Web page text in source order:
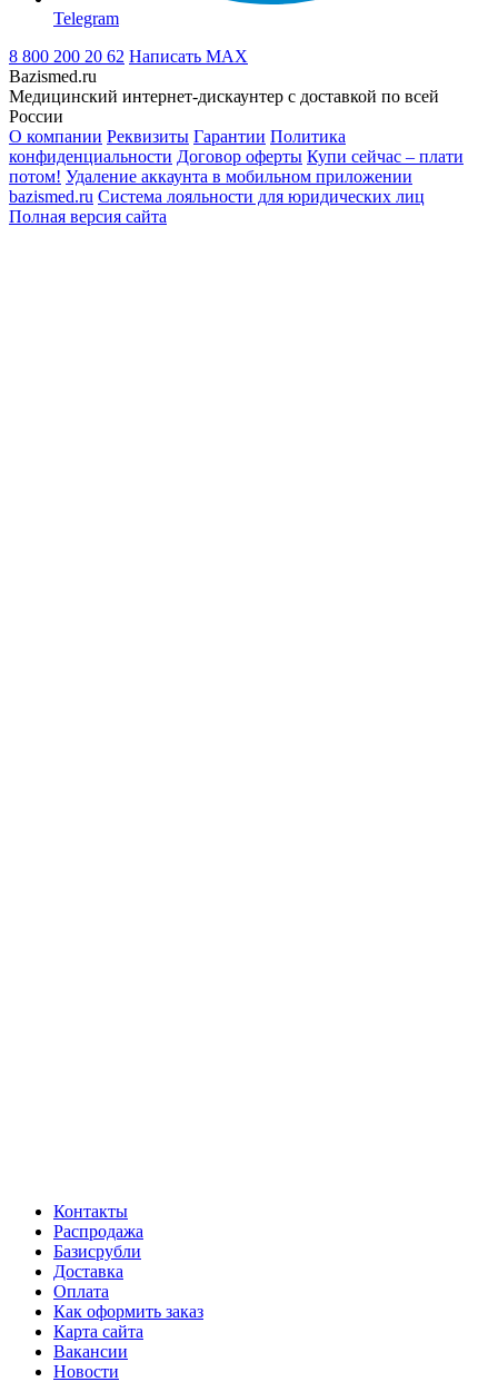
Telegram
8 800 200 20 62 Написать MAX
Bazismed.ru
Медицинский интернет-дискаунтер с доставкой по всей
России
О компании Реквизиты Гарантии Политика
конфиденциальности Договор оферты Купи сейчас – плати
потом! Удаление аккаунта в мобильном приложении
bazismed.ru Система лояльности для юридических лиц
Полная версия сайта
Контакты
Распродажа
Базисрубли
Доставка
Оплата
Как оформить заказ
Карта сайта
Вакансии
Новости